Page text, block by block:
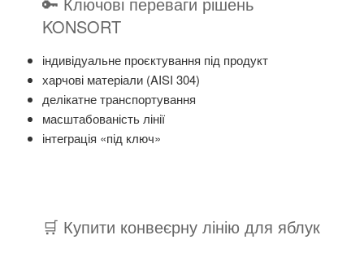
KONSORT
індивідуальне проєктування під продукт
харчові матеріали (AISI 304)
делікатне транспортування
масштабованість лінії
інтеграція «під ключ»
🛒 Купити конвеєрну лінію для яблук